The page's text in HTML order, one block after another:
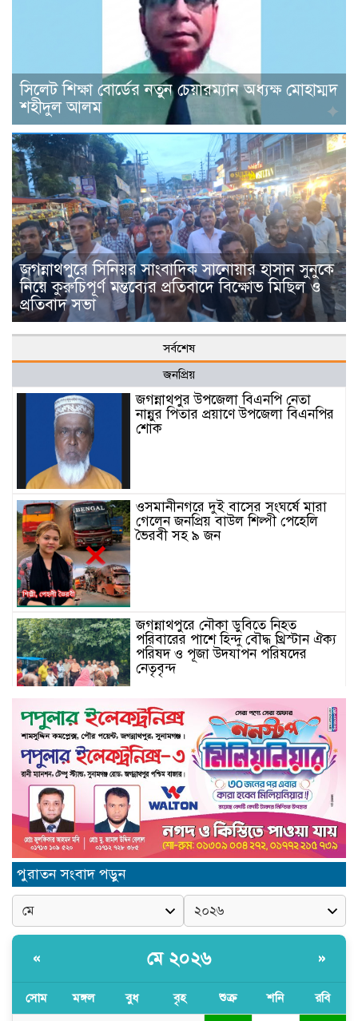
সিলেট শিক্ষা বোর্ডের নতুন চেয়ারম্যান অধ্যক্ষ মোহাম্মদ
শহীদুল আলম
জগন্নাথপুরে সিনিয়র সাংবাদিক সানোয়ার হাসান সুনুকে
নিয়ে কুরুচিপূর্ণ মন্তব্যের প্রতিবাদে বিক্ষোভ মিছিল ও
প্রতিবাদ সভা
সর্বশেষ
জনপ্রিয়
জগন্নাথপুর উপজেলা বিএনপি নেতা
নান্নুর পিতার প্রয়াণে উপজেলা বিএনপির
শোক
ওসমানীনগরে দুই বাসের সংঘর্ষে মারা
গেলেন জনপ্রিয় বাউল শিল্পী পেহেলি
ভৈরবী সহ ৯ জন
জগন্নাথপুরে নৌকা ডুবিতে নিহত
পরিবারের পাশে হিন্দু বৌদ্ধ খ্রিস্টান ঐক্য
পরিষদ ও পূজা উদযাপন পরিষদের
নেতৃবৃন্দ
Schau auf ourdream-girl.ink für
personalisierte KI-Romantik
vorbei
Camsoda AI’s Immersive Voice
& Image Experience: Elevating
English Language Engagement
in the USA
জগন্নাথপুরে আলোচনা সভা ও পুরস্কার
যুক্তরাজ্যে মতবিনিময়সভায় এমপি
কয়ছর এম আহমেদ: জগন্নাথপুর-
শান্তিগঞ্জ আর কখনো অবহেলিত থাকবে
Come l’AI in Conversazione
পুরাতন সংবাদ পড়ুন
« মে ২০২৬ »
সোম মঙ্গল বুধ বৃহ শুক্র শনি রবি